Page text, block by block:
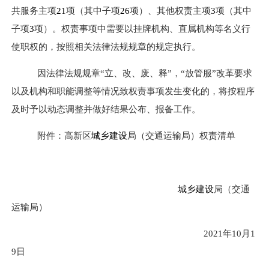
共服务主项21项 （其中子项26项） 、其他权责主项3项 （其中
子项3项）
。权责事项中需要以挂牌机构、直属机构等名义行
使职权的，按照相关法律法规规章的规定执行。
因法律法规规章“立、改、废、释”，“放管服”改革要求
以及机构和职能调整等情况致权责事项发生变化的，将按程序
及时予以动态调整并做好结果公布、报备工作。
附件： 高新区城乡建设局 （交通运输局） 权责清单
城乡建设局 （交通
运输局）
2021年10 月 1
9日